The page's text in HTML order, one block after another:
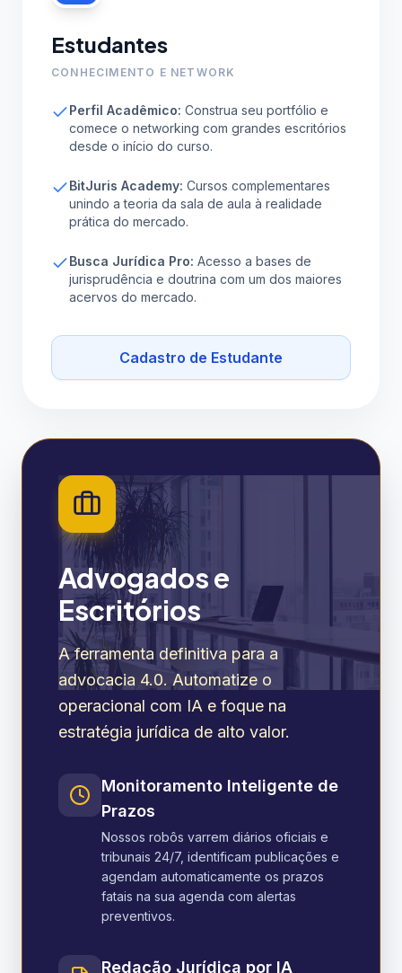
Estudantes
CONHECIMENTO E NETWORK
Perfil Acadêmico: Construa seu portfólio e
comece o networking com grandes escritórios
desde o início do curso.
BitJuris Academy: Cursos complementares
unindo a teoria da sala de aula à realidade
prática do mercado.
Busca Jurídica Pro: Acesso a bases de
jurisprudência e doutrina com um dos maiores
acervos do mercado.
Cadastro de Estudante
Advogados e
Escritórios
A ferramenta definitiva para a
advocacia 4.0. Automatize o
operacional com IA e foque na
estratégia jurídica de alto valor.
Monitoramento Inteligente de
Prazos
Nossos robôs varrem diários oficiais e
tribunais 24/7, identificam publicações e
agendam automaticamente os prazos
fatais na sua agenda com alertas
preventivos.
Redação Jurídica por IA